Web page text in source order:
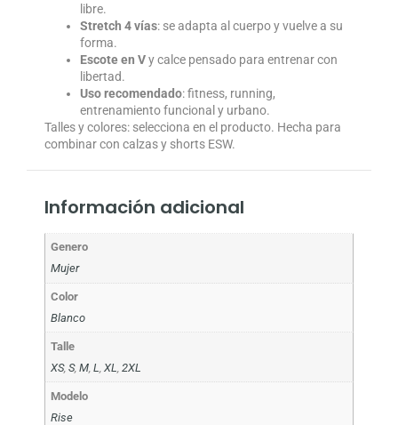
libre.
Stretch 4 vías: se adapta al cuerpo y vuelve a su
forma.
Escote en Vy calce pensado para entrenar con
libertad.
Uso recomendado: fitness, running,
entrenamiento funcional y urbano.
Talles y colores: selecciona en el producto. Hecha para
combinar con calzas y shorts ESW.
Información adicional
Genero
Mujer
Color
Blanco
Talle
XS,S,M,L,XL,2XL
Modelo
Rise